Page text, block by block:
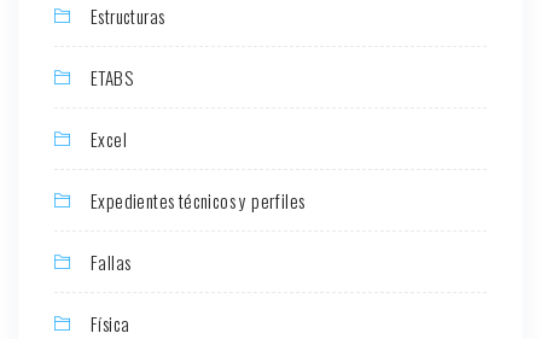
Estructuras
ETABS
Excel
Expedientes técnicos y perfiles
Fallas
Física